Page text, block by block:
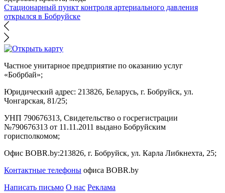
Стационарный пункт контроля артериального давления
открылся в Бобруйске
Частное унитарное предприятие по оказанию услуг
«Бобрбай»;
Юридический адрес: 213826, Беларусь, г. Бобруйск, ул.
Чонгарская, 81/25;
УНП 790676313, Свидетельство о госрегистрации
№790676313 от 11.11.2011 выдано Бобруйским
горисполкомом;
Офис BOBR.by:213826, г. Бобруйск, ул. Карла Либкнехта, 25;
Контактные телефоны офиса BOBR.by
Написать письмо О нас Реклама